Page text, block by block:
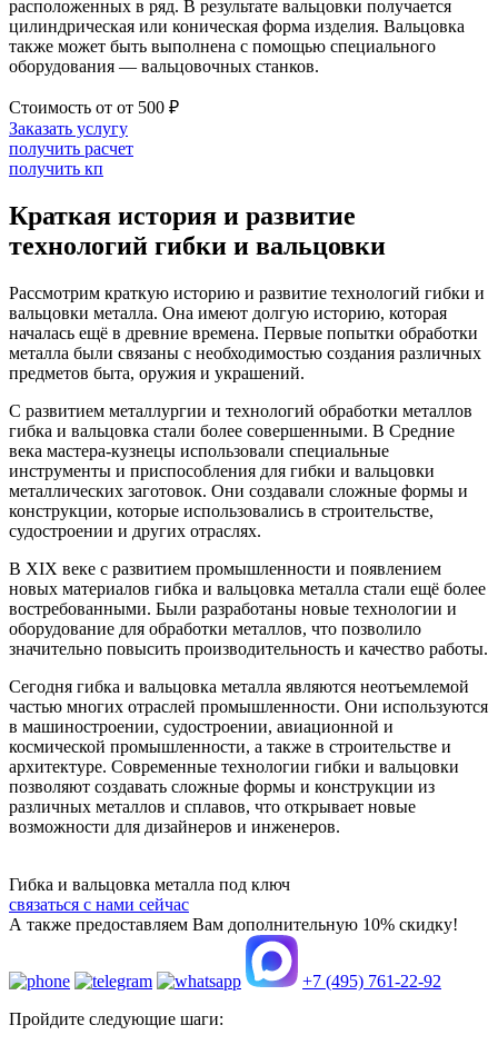
расположенных в ряд. В результате вальцовки получается
цилиндрическая или коническая форма изделия. Вальцовка
также может быть выполнена с помощью специального
оборудования — вальцовочных станков.
Стоимость от от 500 ₽
Заказать услугу
получить расчет
получить кп
Краткая история и развитие
технологий гибки и вальцовки
Рассмотрим краткую историю и развитие технологий гибки и
вальцовки металла. Она имеют долгую историю, которая
началась ещё в древние времена. Первые попытки обработки
металла были связаны с необходимостью создания различных
предметов быта, оружия и украшений.
С развитием металлургии и технологий обработки металлов
гибка и вальцовка стали более совершенными. В Средние
века мастера-кузнецы использовали специальные
инструменты и приспособления для гибки и вальцовки
металлических заготовок. Они создавали сложные формы и
конструкции, которые использовались в строительстве,
судостроении и других отраслях.
В XIX веке с развитием промышленности и появлением
новых материалов гибка и вальцовка металла стали ещё более
востребованными. Были разработаны новые технологии и
оборудование для обработки металлов, что позволило
значительно повысить производительность и качество работы.
Сегодня гибка и вальцовка металла являются неотъемлемой
частью многих отраслей промышленности. Они используются
в машиностроении, судостроении, авиационной и
космической промышленности, а также в строительстве и
архитектуре. Современные технологии гибки и вальцовки
позволяют создавать сложные формы и конструкции из
различных металлов и сплавов, что открывает новые
возможности для дизайнеров и инженеров.
Гибка и вальцовка металла под ключ
связаться с нами сейчас
А также предоставляем Вам дополнительную 10% скидку!
+7 (495) 761-22-92
Пройдите следующие шаги: